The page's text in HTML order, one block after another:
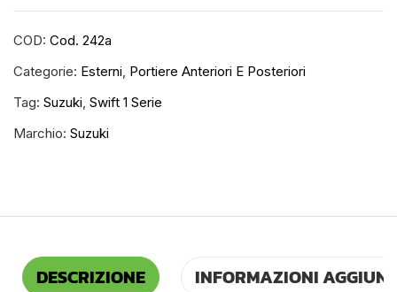
COD: Cod. 242a
Categorie: Esterni, Portiere Anteriori E Posteriori
Tag: Suzuki, Swift 1 Serie
Marchio: Suzuki
DESCRIZIONE INFORMAZIONI